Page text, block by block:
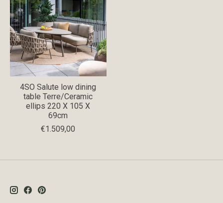
4SO Salute low dining
table Terre/Ceramic
ellips 220 X 105 X
69cm
€1.509,00